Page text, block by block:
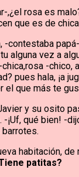
,¿el rosa es
que es de
-contestaba
alguna vez a
-chico,
pues hala, ¡a
el que más te
y su osito
-¡Uf, qué bien! -
habitación,
patitas?